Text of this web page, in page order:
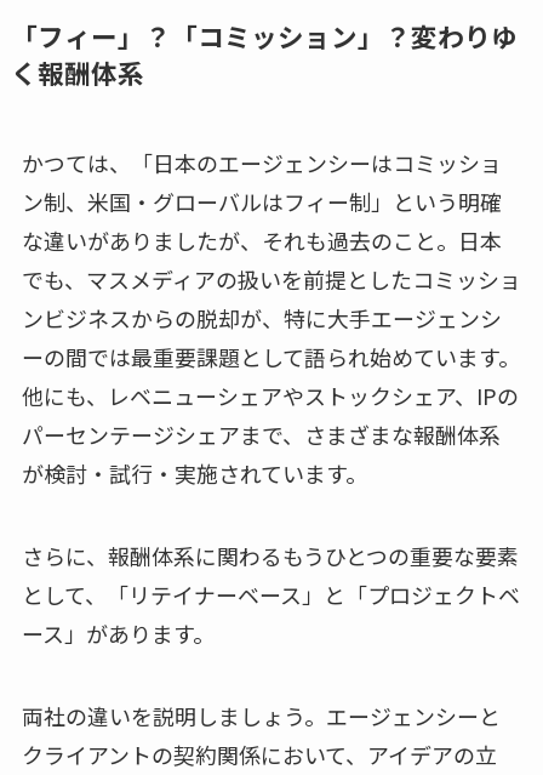
「フィー」？「コミッション」？変わりゆ
く報酬体系
かつては、「日本のエージェンシーはコミッショ
ン制、米国・グローバルはフィー制」という明確
な違いがありましたが、それも過去のこと。日本
でも、マスメディアの扱いを前提としたコミッショ
ンビジネスからの脱却が、特に大手エージェンシ
ーの間では最重要課題として語られ始めています。
他にも、レベニューシェアやストックシェア、IPの
パーセンテージシェアまで、さまざまな報酬体系
が検討・試行・実施されています。
さらに、報酬体系に関わるもうひとつの重要な要素
として、「リテイナーベース」と「プロジェクトベ
ース」があります。
両社の違いを説明しましょう。エージェンシーと
クライアントの契約関係において、アイデアの立